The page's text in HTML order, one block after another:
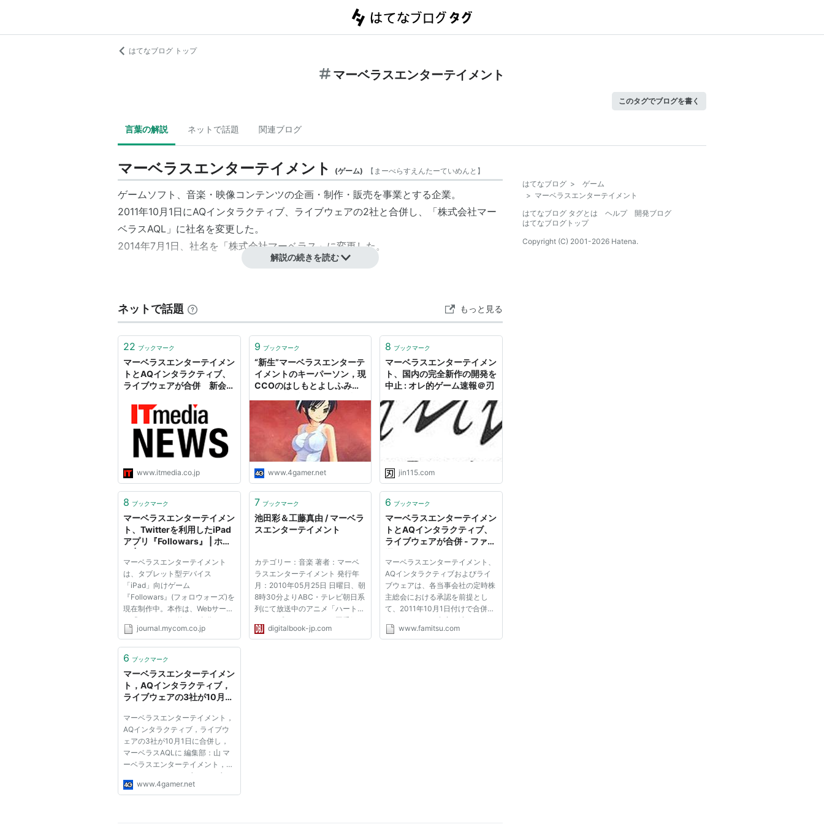
はてなブログ トップ
マーベラスエンターテイメント
このタグでブログを書く
言葉の解説 ネットで話題 関連ブログ
マーベラスエンターテイメント (ゲーム) 【 まーべらすえんたーていめんと 】
ゲームソフト、音楽・映像コンテンツの企画・制作・販売を事業とする企業。
2011年10月1日にAQインタラクティブ、ライブウェアの2社と合併し、「株式会社マー
ベラスAQL 」に社名を変更した。
2014年7月1日、社名を「株式会社マーベラス」に変更した。
理念に、1997年の設立以来、CD等の音楽商品、ビデオ・DVD等の映像商
品、コンピュータゲーム等のデジタルコンテンツ商品の企画・制作・発売を
積極的に展開。また、ネットワーク配信ビジネス等のデジタルワークス、劇
場演芸の興行、アミューズメント施設の設立・運営等、多岐にわたるエンタ
ーテイメント事業を総合的かつ複合的に展開。
【英文表記】Marvelous Entertainment Inc.
【業種分類】情報・通信
【市場名】東証2部
【上場年月日】2002年11月18日
証券コード:7844
沿革
1997年6月 - 資本金5,000万円で株式会社マーベラスエンターテイメント設立。
2001年7月 - 株式会社マーベラス音楽出版を設立。
2002年11月 - ジャスダック市場に上場。
2003年3月 - 株式会社ビクターインタラクティブソフトウエアを子会社化し、社名を
「株式会社マーベラスインタラクティブ」に変更。
2003年9月 - 株式会社マーベラスインタラクティブを完全子会社化。
2004年6月 - 株式会社マーベラスライブウェアを設立。
2005年3月 - 東京証券取引所市場第二部に上場。
2007年4月 - 株式会社マーベラス音楽出版を吸収合併。
2007年6月 - 株式会社マーベラスインタラクティブを吸収合併。
2008年4月 - 株式会社ランタイムを吸収合併。
2011年10月 - マーベラスエンターテイメントを存続会社として、AQインタラクティ
ブ、ライブウェアの3社が合併し、「株式会社マーベラスAQL」として発足。
2014年7月 - 社名を「株式会社マーベラス」に変更。
解説の続きを読む
ネットで話題 もっと見る
22 ブックマーク
マーベラスエンターテイメン
トとAQインタラクティブ、
ライブウェアが合併 新会社
www.itmedia.co.jp
9 ブックマーク
“新生”マーベラスエンターテ
イメントのキーパーソン，現
CCOのはしもとよしふみ氏
ついて聞く
www.4gamer.net
8 ブックマーク
マーベラスエンターテイメン
ト、国内の完全新作の開発を
中止 : オレ的ゲーム速報＠刃
jin115.com
8 ブックマーク
マーベラスエンターテイメン
ト、Twitterを利用したiPad
アプリ『Followars』 | ホビ
マーベラスエンターテイメント
は、タブレット型デバイス
「iPad」向けゲーム
『Followars』(フォロウォーズ)を
現在制作中。本作は、Webサービ
ス「Twitter」を使い、自分と、
自分がフォローしている人を最大
うRPG風バトルゲームとなってい
楽しむことが可能で、...
journal.mycom.co.jp
7 ブックマーク
池田彩＆工藤真由 / マーベラ
スエンターテイメント
カテゴリー：音楽 著者：マーベ
ラスエンターテイメント 発行年
月：2010年05月25日 日曜日、朝
8時30分よりABC・テレビ朝日系
列にて放送中のアニメ「ハートキ
ャッチプリキュア！」。同番組の
オープニング曲を唄う池田彩さん
digitalbook-jp.com
6 ブックマーク
マーベラスエンターテイメン
トとAQインタラクティブ、
ライブウェアが合併 - ファミ
マーベラスエンターテイメント、
AQインタラクティブおよびライ
ブウェアは、各当事会社の定時株
主総会における承認を前提とし
て、2011年10月1日付けで合併す
ることについて合意に達したこと
を発表した。 ●マーベラスエンタ
www.famitsu.com
6 ブックマーク
マーベラスエンターテイメン
ト，AQインタラクティブ，
ライブウェアの3社が10月1
AQLに
マーベラスエンターテイメント，
AQインタラクティブ，ライブウ
ェアの3社が10月1日に合併し，
マーベラスAQLに 編集部：山 マ
ーベラスエンターテイメント，
AQインタラクティブ，ライブウ
ェアの3社は本日（2011年5月10
www.4gamer.net
はてなブログ >
ゲーム
> マーベラスエンターテイメント
はてなブログ タグとは
ヘルプ
開発ブログ
はてなブログトップ
Copyright (C) 2001-2026 Hatena.